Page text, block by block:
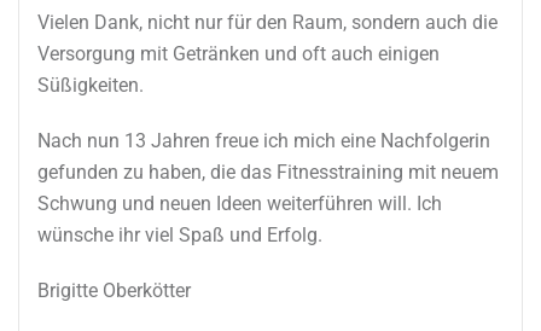
Vielen Dank, nicht nur für den Raum, sondern auch die
Versorgung mit Getränken und oft auch einigen
Süßigkeiten.
Nach nun 13 Jahren freue ich mich eine Nachfolgerin
gefunden zu haben, die das Fitnesstraining mit neuem
Schwung und neuen Ideen weiterführen will. Ich
wünsche ihr viel Spaß und Erfolg.
Brigitte Oberkötter